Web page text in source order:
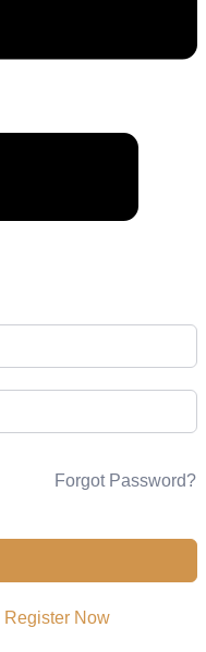
Forgot Password?
Register Now